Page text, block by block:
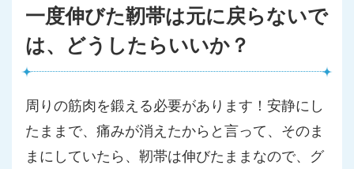
一度伸びた靭帯は元に戻らないで
は、どうしたらいいか？
周りの筋肉を鍛える必要があります！安静にし
たままで、痛みが消えたからと言って、そのま
まにしていたら、靭帯は伸びたままなので、グ